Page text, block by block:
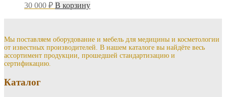
30 000 ₽ В корзину
Мы поставляем оборудование и мебель для медицины и косметологии
от известных производителей. В нашем каталоге вы найдёте весь
ассортимент продукции, прошедшей стандартизацию и
сертификацию.
Каталог